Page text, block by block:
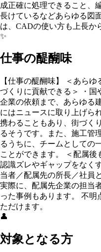
成正確に処理できること、
長けているなどあらゆる図
は、CADの使い方も上長か
✨
仕事の醍醐味
【仕事の醍醐味】 ＜あら
づくりに貢献できる＞ ・国
企業の依頼まで、あらゆる
にはニュースに取り上げら
携わることもあり、街づく
るそうです。また、施工管
るうちに、チームとしての
ことができます。 ＜配属
認識ズレやギャップをなく
当者／配属先の所長／社員
実際に、配属先企業の担当
った事例もあります。 不
ただけます。
👤
対象となる方